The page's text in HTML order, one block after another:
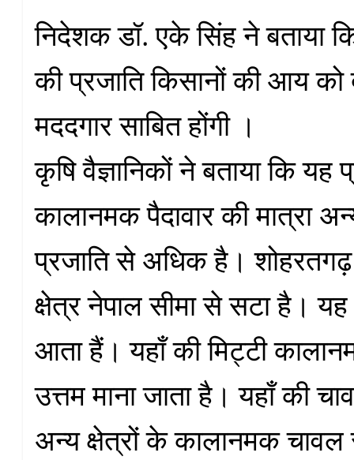
निदेशक डॉ. एके सिंह ने बताया
की प्रजाति किसानों की आय
मददगार साबित होंगी ।
कृषि वैज्ञानिकों ने बताया कि यह
कालानमक पैदावार की मात्रा
प्रजाति से अधिक है। शोहरतगढ़
क्षेत्र नेपाल सीमा से सटा है। यह
आता हैं। यहाँ की मिट्टी
उत्तम माना जाता है। यहाँ की
अन्य क्षेत्रों के कालानमक